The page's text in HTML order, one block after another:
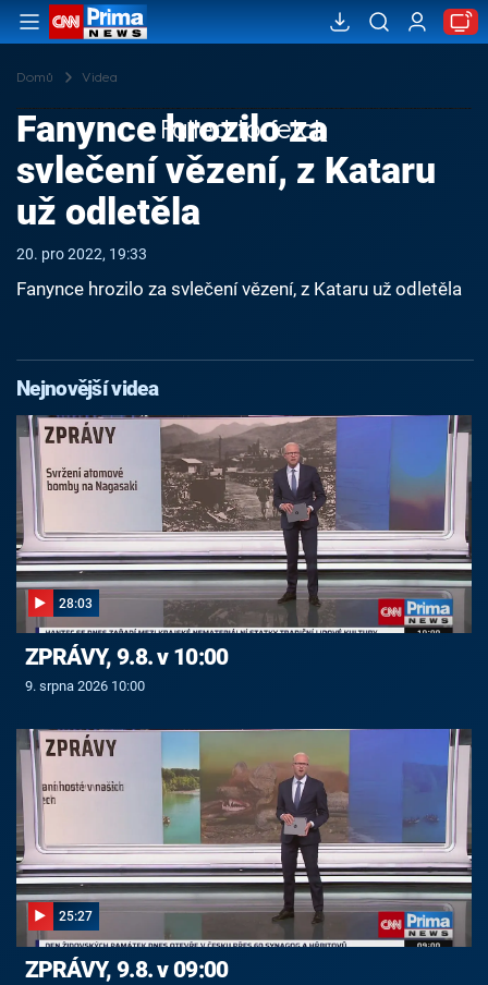
Domů Videa
Failed to fetch
Fanynce hrozilo za
svlečení vězení, z Kataru
už odletěla
20. pro 2022, 19:33
Fanynce hrozilo za svlečení vězení, z Kataru už odletěla
Nejnovější videa
28:03
ZPRÁVY, 9.8. v 10:00
9. srpna 2026 10:00
25:27
ZPRÁVY, 9.8. v 09:00